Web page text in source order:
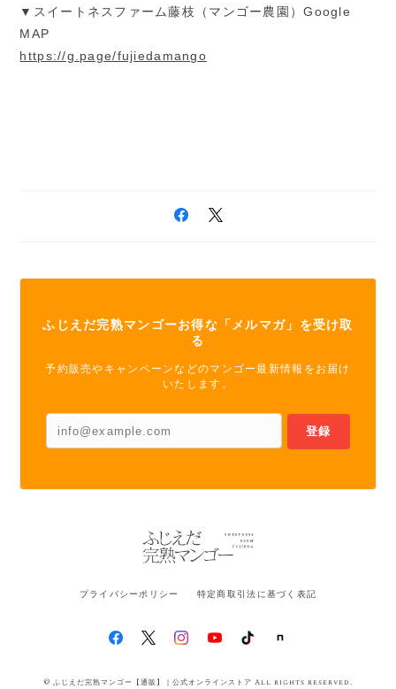
▼スイートネスファーム藤枝（マンゴー農園）Google
MAP
https://g.page/fujiedamango
ふじえだ完熟マンゴーお得な「メルマガ」を受け取
る
予約販売やキャンペーンなどのマンゴー最新情報をお届け
いたします。
登録
プライバシーポリシー 特定商取引法に基づく表記
© ふじえだ完熟マンゴー【通販】｜公式オンラインストア All rights reserved.